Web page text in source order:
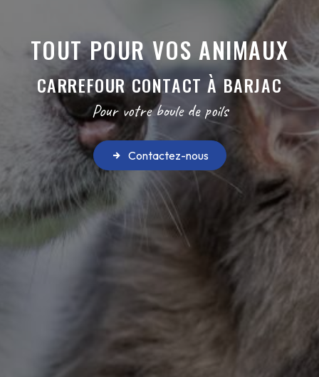
TOUT POUR VOS ANIMAUX
CARREFOUR CONTACT À BARJAC
Pour votre boule de poils
Contactez-nous